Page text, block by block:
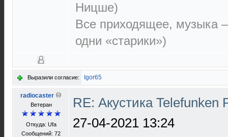
Ницше)
Все приходящее, музыка
одни «старики»)
Выразили согласие: Igor65
radiocaster
Ветеран
Откуда: Ufa
Сообщений: 72
RE: Акустика
27-04-2021 13:24